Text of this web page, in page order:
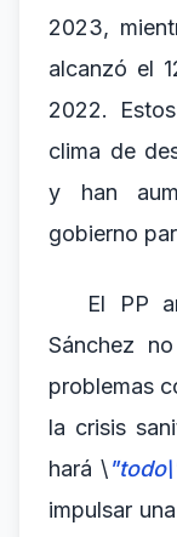
2023,
alcanzó el
2022.
clima de
y han
gobierno
El PP
Sánchez
problemas
la crisis
hará \
impulsar